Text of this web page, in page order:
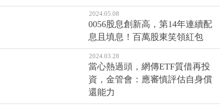
2024.05.08
0056股息創新高，第14年連續配
息且填息！百萬股東笑領紅包
2024.03.28
當心熱過頭，網傳ETF質借再投
資，金管會：應審慎評估自身償
還能力